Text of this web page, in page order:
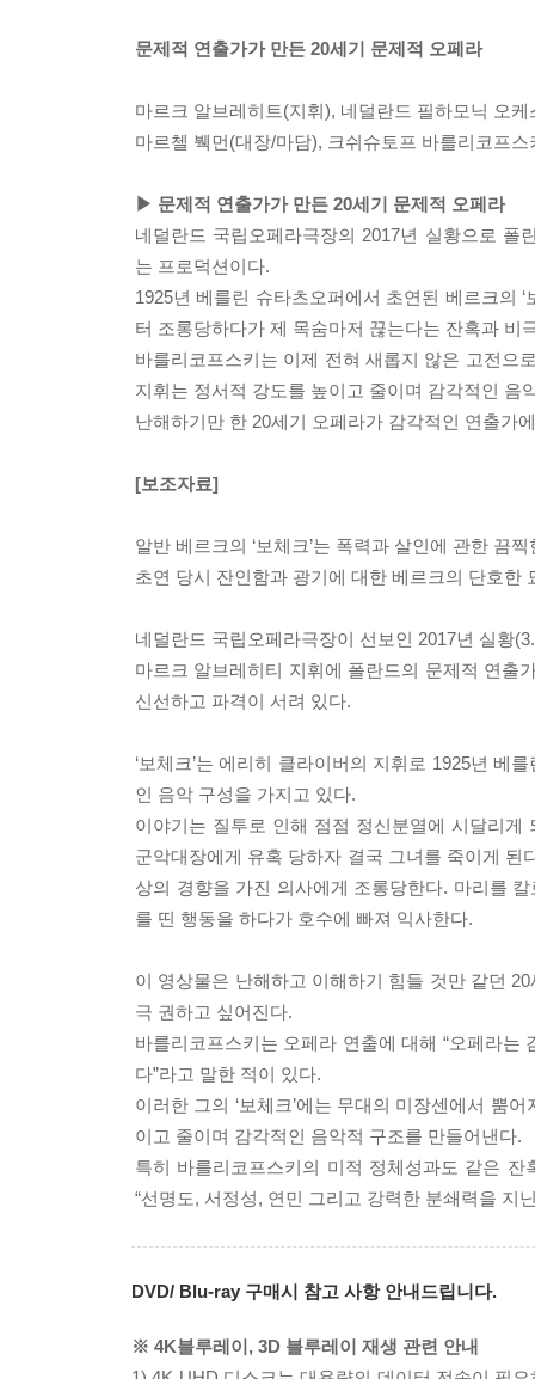
문제적 연출가가 만든 20세기 문제적 오페라
마르크 알브레히트(지휘), 네덜란드 필하모닉 오
마르첼 붹먼(대장/마담), 크쉬슈토프 바를리코프스
▶ 문제적 연출가가 만든 20세기 문제적 오페라
네덜란드 국립오페라극장의 2017년 실황으로 폴
는 프로덕션이다.
1925년 베를린 슈타츠오퍼에서 초연된 베르크의
터 조롱당하다가 제 목숨마저 끊는다는 잔혹과 비
바를리코프스키는 이제 전혀 새롭지 않은 고전으
지휘는 정서적 강도를 높이고 줄이며 감각적인 음
난해하기만 한 20세기 오페라가 감각적인 연출가
[보조자료]
알반 베르크의 ‘보체크’는 폭력과 살인에 관한 끔
초연 당시 잔인함과 광기에 대한 베르크의 단호한
네덜란드 국립오페라극장이 선보인 2017년 실황
마르크 알브레히티 지휘에 폴란드의 문제적 연출
신선하고 파격이 서려 있다.
‘보체크’는 에리히 클라이버의 지휘로 1925년 베
인 음악 구성을 가지고 있다.
이야기는 질투로 인해 점점 정신분열에 시달리
군악대장에게 유혹 당하자 결국 그녀를 죽이게
상의 경향을 가진 의사에게 조롱당한다. 마리를
를 띤 행동을 하다가 호수에 빠져 익사한다.
이 영상물은 난해하고 이해하기 힘들 것만 같던
극 권하고 싶어진다.
바를리코프스키는 오페라 연출에 대해 “오페라
다”라고 말한 적이 있다.
이러한 그의 ‘보체크’에는 무대의 미장센에서 뿜
이고 줄이며 감각적인 음악적 구조를 만들어낸다.
특히 바를리코프스키의 미적 정체성과도 같은 잔
“선명도, 서정성, 연민 그리고 강력한 분쇄력을 지
DVD/ Blu-ray 구매시 참고 사항 안내드립니다.
※ 4K블루레이, 3D 블루레이 재생 관련 안내